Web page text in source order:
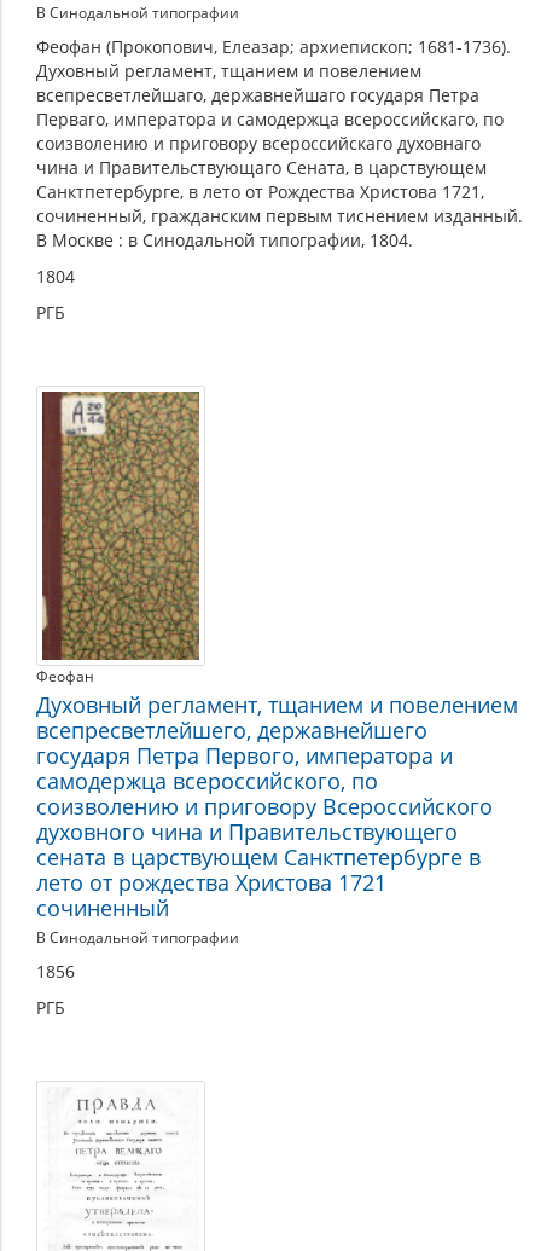
В Синодальной типографии
Феофан (Прокопович, Елеазар; архиепископ; 1681-1736).
Духовный регламент, тщанием и повелением
всепресветлейшаго, державнейшаго государя Петра
Перваго, императора и самодержца всероссийскаго, по
соизволению и приговору всероссийскаго духовнаго
чина и Правительствующаго Сената, в царствующем
Санктпетербурге, в лето от Рождества Христова 1721,
сочиненный, гражданским первым тиснением изданный.
В Москве : в Синодальной типографии, 1804.
1804
РГБ
Феофан
Духовный регламент, тщанием и повелением
всепресветлейшего, державнейшего
государя Петра Первого, императора и
самодержца всероссийского, по
соизволению и приговору Всероссийского
духовного чина и Правительствующего
сената в царствующем Санктпетербурге в
лето от рождества Христова 1721
сочиненный
В Синодальной типографии
1856
РГБ